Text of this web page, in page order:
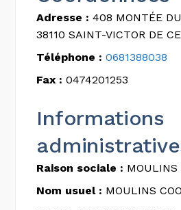
Adresse : 408 MONTÉE
38110 SAINT-VICTOR DE
Téléphone : 0681388038
Fax : 0474201253
Informations
Raison sociale : MOULINS
Nom usuel : MOULINS